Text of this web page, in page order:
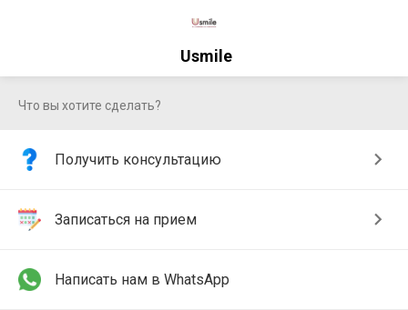
Usmile
Что вы хотите сделать?
Получить консультацию
Записаться на прием
Написать нам в WhatsApp